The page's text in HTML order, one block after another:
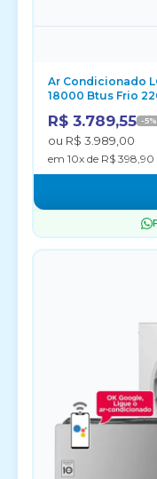
Ar Condicionado
18000 Btus Frio
R$ 3.789,55 -
ou R$ 3.989,00
em 10x de R$ 398,90